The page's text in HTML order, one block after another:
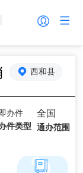
西和县
即办件
件类型
全国
通办范围